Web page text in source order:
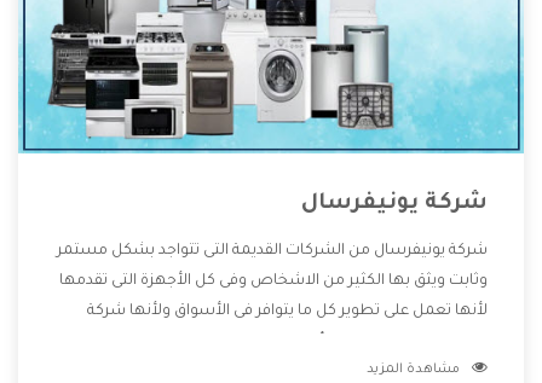
شركة يونيفرسال
شركة يونيفرسال من الشركات القديمة التى تتواجد بشكل مستمر
وثابت ويثق بها الكثير من الاشخاص وفى كل الأجهزة التى تقدمها
لأنها تعمل على تطوير كل ما يتوافر فى الأسواق ولأنها شركة
وتقدم للعملاء أقوى العروض والخصومات التى تسهل على
مشاهدة المزيد